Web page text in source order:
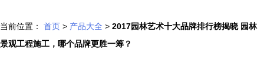
当前位置： 首页 > 产品大全 > 2017园林艺术十大品牌排行榜揭晓 园林
景观工程施工，哪个品牌更胜一筹？